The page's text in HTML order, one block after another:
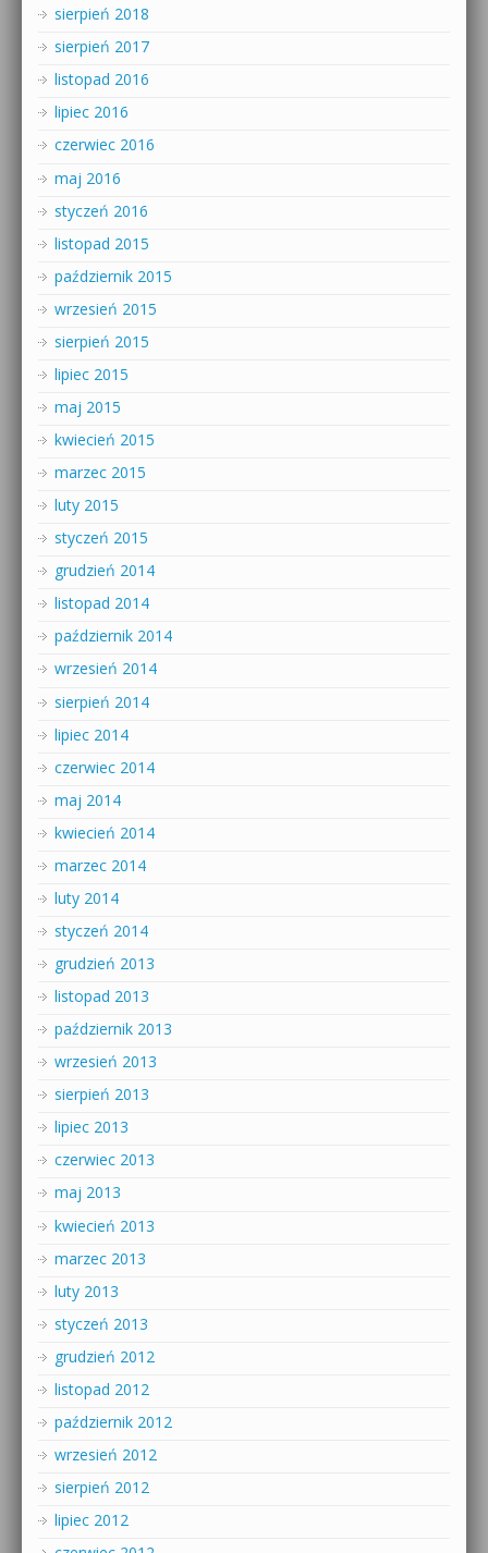
sierpień 2018
sierpień 2017
listopad 2016
lipiec 2016
czerwiec 2016
maj 2016
styczeń 2016
listopad 2015
październik 2015
wrzesień 2015
sierpień 2015
lipiec 2015
maj 2015
kwiecień 2015
marzec 2015
luty 2015
styczeń 2015
grudzień 2014
listopad 2014
październik 2014
wrzesień 2014
sierpień 2014
lipiec 2014
czerwiec 2014
maj 2014
kwiecień 2014
marzec 2014
luty 2014
styczeń 2014
grudzień 2013
listopad 2013
październik 2013
wrzesień 2013
sierpień 2013
lipiec 2013
czerwiec 2013
maj 2013
kwiecień 2013
marzec 2013
luty 2013
styczeń 2013
grudzień 2012
listopad 2012
październik 2012
wrzesień 2012
sierpień 2012
lipiec 2012